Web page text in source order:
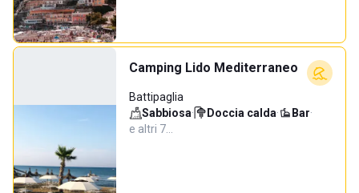
Camping Lido Mediterraneo
Battipaglia
Sabbiosa· Doccia calda· Bar·
e altri 7…